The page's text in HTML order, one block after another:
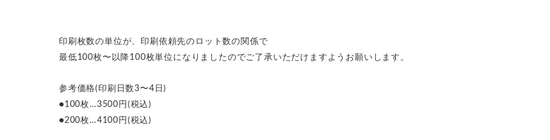
印刷枚数の単位が、印刷依頼先のロット数の関係で
最低100枚〜以降100枚単位になりましたのでご了承いただけますようお願いします。
参考価格(印刷日数3〜4日)
●100枚…3500円(税込)
●200枚…4100円(税込)